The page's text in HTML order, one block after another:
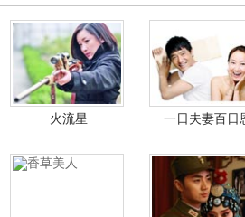
火流星 一日夫妻百日